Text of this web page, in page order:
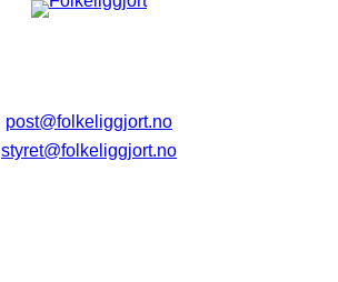
post@folkeliggjort.no
styret@folkeliggjort.no